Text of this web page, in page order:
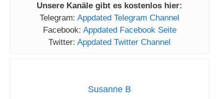
Unsere Kanäle gibt es kostenlos hier:
Telegram: Appdated Telegram Channel
Facebook: Appdated Facebook Seite
Twitter: Appdated Twitter Channel
Susanne B